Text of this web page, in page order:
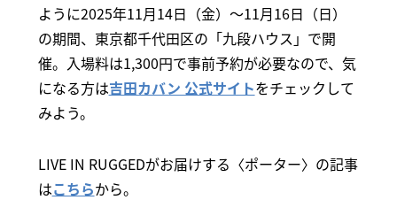
ように2025年11月14日（金）～11月16日（日）
の期間、東京都千代田区の「九段ハウス」で開
催。入場料は1,300円で事前予約が必要なので、気
になる方は吉田カバン 公式サイトをチェックして
みよう。
LIVE IN RUGGEDがお届けする〈ポーター〉の記事
はこちらから。